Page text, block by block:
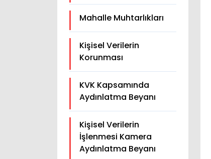
Mahalle Muhtarlıkları
Kişisel Verilerin
Korunması
KVK Kapsamında
Aydınlatma Beyanı
Kişisel Verilerin
İşlenmesi Kamera
Aydınlatma Beyanı